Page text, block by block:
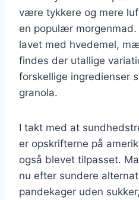
være tykkere og mere
en populær
lavet med hvedemel,
findes der utallige
forskellige ingredienser
granola.
I takt med at
er opskrifterne på
også blevet tilpasset.
nu efter sundere
pandekager uden